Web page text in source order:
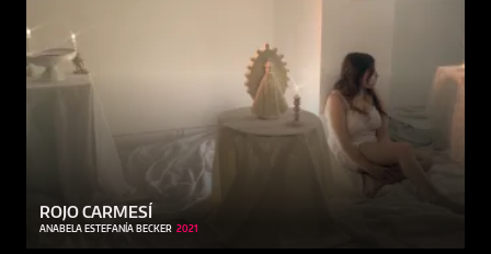
ROJO CARMESÍ
ANABELA ESTEFANÍA BECKER 2021